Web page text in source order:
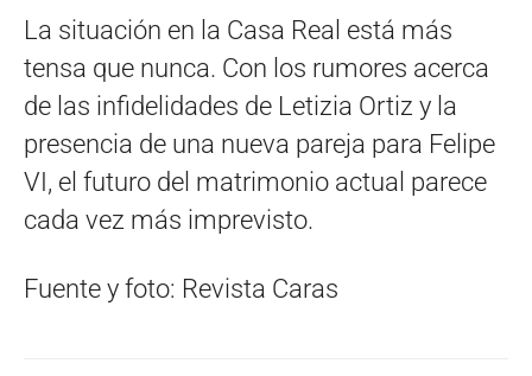
La situación en la Casa Real está más
tensa que nunca. Con los rumores acerca
de las infidelidades de Letizia Ortiz y la
presencia de una nueva pareja para Felipe
VI, el futuro del matrimonio actual parece
cada vez más imprevisto.
Fuente y foto: Revista Caras